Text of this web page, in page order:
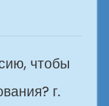
чтобы
г.